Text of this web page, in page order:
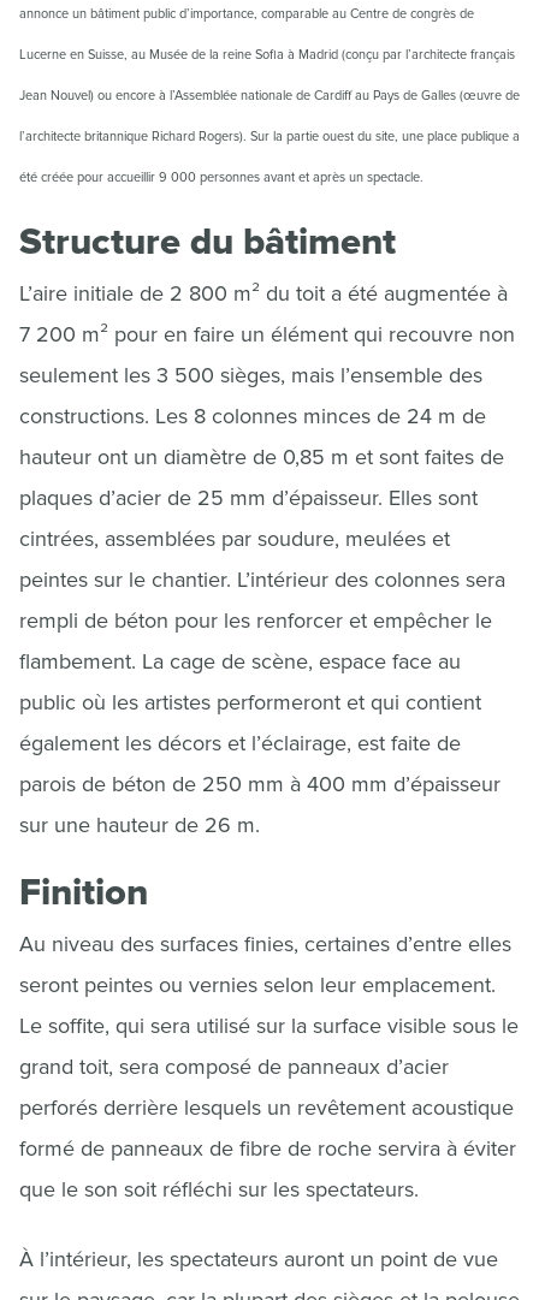
annonce un bâtiment public d’importance, comparable au Centre de congrès de
Lucerne en Suisse, au Musée de la reine Sofia à Madrid (conçu par l’architecte français
Jean Nouvel) ou encore à l’Assemblée nationale de Cardiff au Pays de Galles (œuvre de
l’architecte britannique Richard Rogers). Sur la partie ouest du site, une place publique a
été créée pour accueillir 9 000 personnes avant et après un spectacle.
Structure du bâtiment
L’aire initiale de 2 800 m² du toit a été augmentée à
7 200 m² pour en faire un élément qui recouvre non
seulement les 3 500 sièges, mais l’ensemble des
constructions. Les 8 colonnes minces de 24 m de
hauteur ont un diamètre de 0,85 m et sont faites de
plaques d’acier de 25 mm d’épaisseur. Elles sont
cintrées, assemblées par soudure, meulées et
peintes sur le chantier. L’intérieur des colonnes sera
rempli de béton pour les renforcer et empêcher le
flambement. La cage de scène, espace face au
public où les artistes performeront et qui contient
également les décors et l’éclairage, est faite de
parois de béton de 250 mm à 400 mm d’épaisseur
sur une hauteur de 26 m.
Finition
Au niveau des surfaces finies, certaines d’entre elles
seront peintes ou vernies selon leur emplacement.
Le soffite, qui sera utilisé sur la surface visible sous le
grand toit, sera composé de panneaux d’acier
perforés derrière lesquels un revêtement acoustique
formé de panneaux de fibre de roche servira à éviter
que le son soit réfléchi sur les spectateurs.
À l’intérieur, les spectateurs auront un point de vue